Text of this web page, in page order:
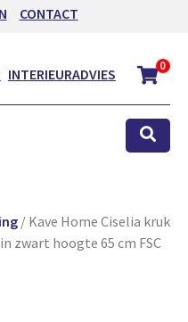
CONTACT
INTERIEURADVIES 0
/ Kave Home Ciselia kruk
zwart hoogte 65 cm FSC